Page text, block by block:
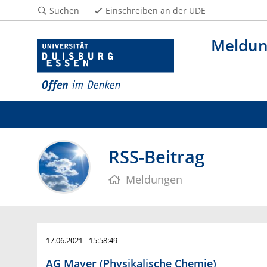
Suchen Einschreiben an der UDE
RSS-Beitrag
Meldungen
17.06.2021 - 15:58:49
AG Mayer (Physikalische Chemie)